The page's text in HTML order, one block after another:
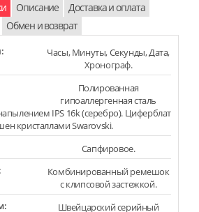
Описание
Доставка и оплата
Обмен и возврат
Часы, Минуты, Секунды, Дата,
Хронограф.
Полированная
гипоаллергенная сталь
IPS 16k (серебро). Циферблат
кристаллами Swarovski.
Сапфировое.
Комбинированный ремешок
с клипсовой застежкой.
Швейцарский серийный